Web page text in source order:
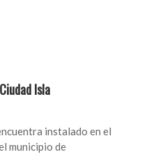
Isla
instalado en el
municipio de